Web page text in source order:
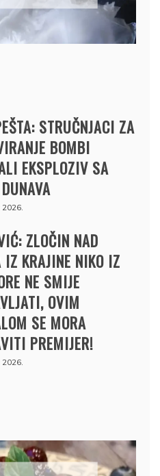
2025.
STRUČNJACI ZA
BOMBI
EKSPLOZIV SA
ZLOČIN NAD
KRAJINE NIKO IZ
NE SMIJE
OVIM
SE MORA
PREMIJER!